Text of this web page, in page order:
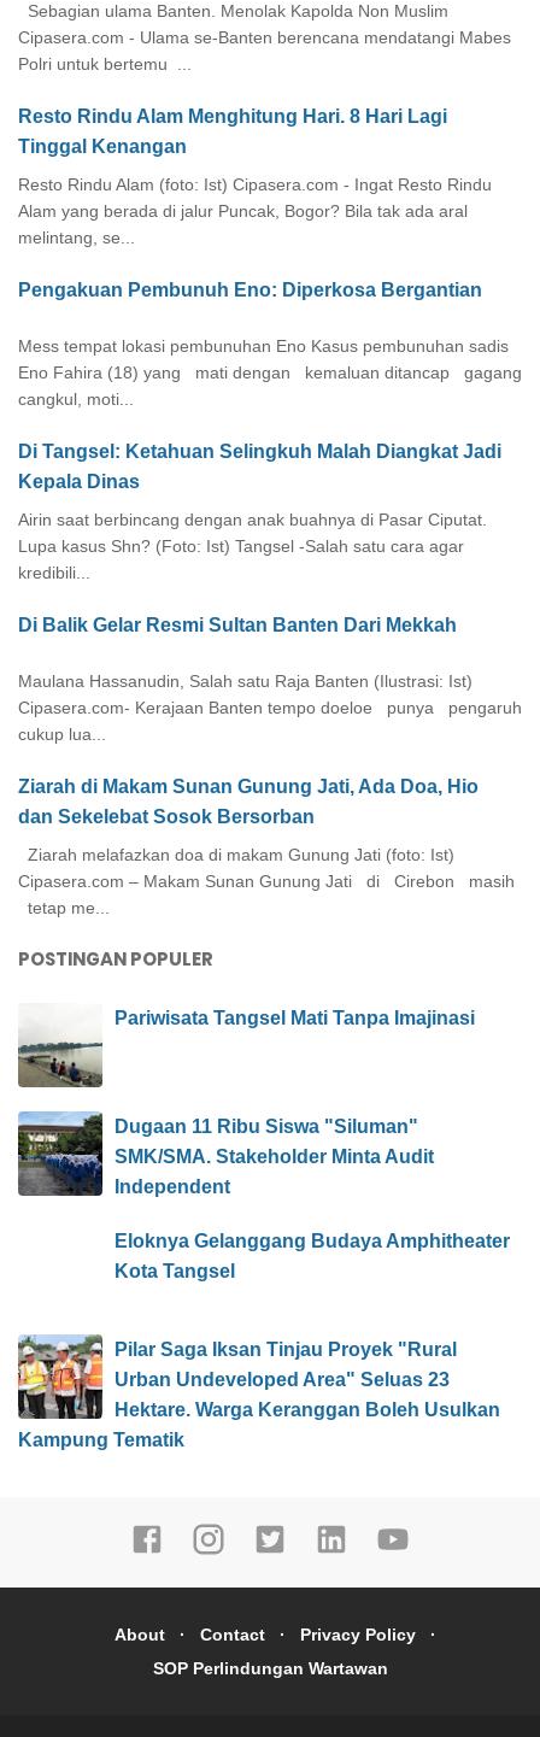
Sebagian ulama Banten. Menolak Kapolda Non Muslim
Cipasera.com - Ulama se-Banten berencana mendatangi Mabes
Polri untuk bertemu ...
Resto Rindu Alam Menghitung Hari. 8 Hari Lagi
Tinggal Kenangan
Resto Rindu Alam (foto: Ist) Cipasera.com - Ingat Resto Rindu
Alam yang berada di jalur Puncak, Bogor? Bila tak ada aral
melintang, se...
Pengakuan Pembunuh Eno: Diperkosa Bergantian
Mess tempat lokasi pembunuhan Eno Kasus pembunuhan sadis
Eno Fahira (18) yang mati dengan kemaluan ditancap gagang
cangkul, moti...
Di Tangsel: Ketahuan Selingkuh Malah Diangkat Jadi
Kepala Dinas
Airin saat berbincang dengan anak buahnya di Pasar Ciputat.
Lupa kasus Shn? (Foto: Ist) Tangsel -Salah satu cara agar
kredibili...
Di Balik Gelar Resmi Sultan Banten Dari Mekkah
Maulana Hassanudin, Salah satu Raja Banten (Ilustrasi: Ist)
Cipasera.com- Kerajaan Banten tempo doeloe punya pengaruh
cukup lua...
Ziarah di Makam Sunan Gunung Jati, Ada Doa, Hio
dan Sekelebat Sosok Bersorban
Ziarah melafazkan doa di makam Gunung Jati (foto: Ist)
Cipasera.com – Makam Sunan Gunung Jati di Cirebon masih
tetap me...
POSTINGAN POPULER
Pariwisata Tangsel Mati Tanpa Imajinasi
Dugaan 11 Ribu Siswa "Siluman"
SMK/SMA. Stakeholder Minta Audit
Independent
Eloknya Gelanggang Budaya Amphitheater
Kota Tangsel
Pilar Saga Iksan Tinjau Proyek "Rural
Urban Undeveloped Area" Seluas 23
Hektare. Warga Keranggan Boleh Usulkan
Kampung Tematik
About Contact
Privacy Policy
SOP Perlindungan Wartawan